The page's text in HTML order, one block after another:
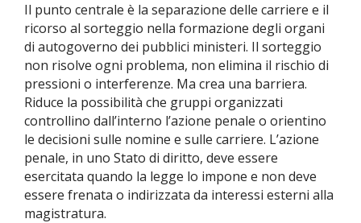
Il punto centrale è la separazione delle carriere e il
ricorso al sorteggio nella formazione degli organi
di autogoverno dei pubblici ministeri. Il sorteggio
non risolve ogni problema, non elimina il rischio di
pressioni o interferenze. Ma crea una barriera.
Riduce la possibilità che gruppi organizzati
controllino dall’interno l’azione penale o orientino
le decisioni sulle nomine e sulle carriere. L’azione
penale, in uno Stato di diritto, deve essere
esercitata quando la legge lo impone e non deve
essere frenata o indirizzata da interessi esterni alla
magistratura.